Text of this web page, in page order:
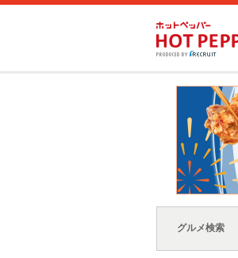
グルメ検索